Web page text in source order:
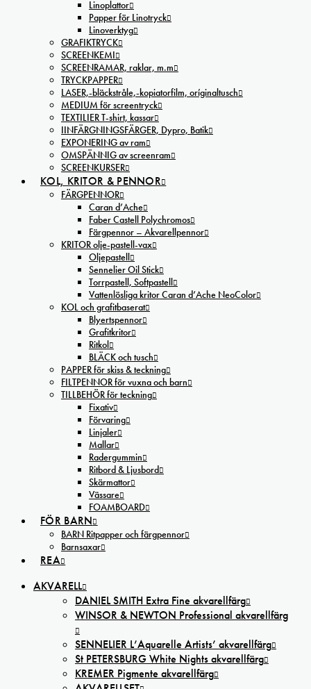
Linoplattor
Papper för Linotryck
Linoverktyg
GRAFIKTRYCK
SCREENKEMI
SCREENRAMAR, raklar, m.m
TRYCKPAPPER
LASER,-bläckstråle,-kopiatorfilm, oríginaltusch
MEDIUM för screentryck
TEXTILIER T-shirt, kassar
IINFÄRGNINGSFÄRGER, Dypro, Batik
EXPONERING av ram
OMSPÄNNIG av screenram
SCREENKURSER
KOL, KRITOR & PENNOR
FÄRGPENNOR
Caran d’Ache
Faber Castell Polychromos
Färgpennor – Akvarellpennor
KRITOR olje-pastell-vax
Oljepastell
Sennelier Oil Stick
Torrpastell, Softpastell
Vattenlösliga kritor Caran d’Ache NeoColor
KOL och grafitbaserat
Blyertspennor
Grafitkritor
Ritkol
BLÄCK och tusch
PAPPER för skiss & teckning
FILTPENNOR för vuxna och barn
TILLBEHÖR för teckning
Fixativ
Förvaring
Linjaler
Mallar
Radergummin
Ritbord & Ljusbord
Skärmattor
Vässare
FOAMBOARD
FÖR BARN
BARN Ritpapper och färgpennor
Barnsaxar
REA
AKVARELL
DANIEL SMITH Extra Fine akvarellfärg
WINSOR & NEWTON Professional akvarellfärg
SENNELIER L’Aquarelle Artists’ akvarellfärg
St PETERSBURG White Nights akvarellfärg
KREMER Pigmente akvarellfärg